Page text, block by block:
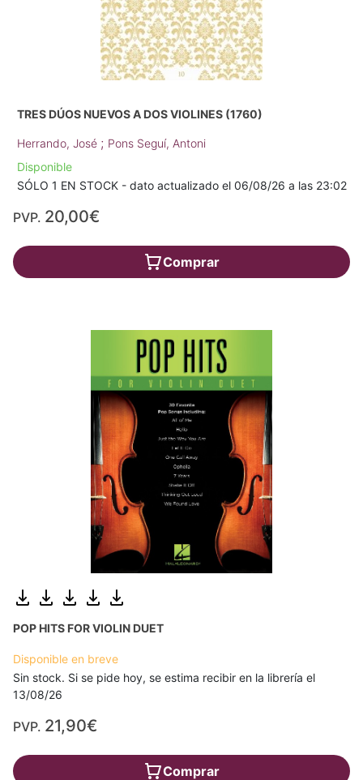
TRES DÚOS NUEVOS A DOS VIOLINES (1760)
Herrando, José ; Pons Seguí, Antoni
Disponible
SÓLO 1 EN STOCK - dato actualizado el 06/08/26 a las 23:02
PVP. 20,00€
Comprar
POP HITS FOR VIOLIN DUET
Disponible en breve
Sin stock. Si se pide hoy, se estima recibir en la librería el
13/08/26
PVP. 21,90€
Comprar